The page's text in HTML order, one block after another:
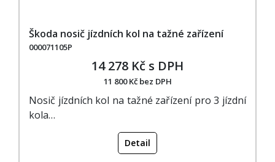
Škoda nosič jízdních kol na tažné zařízení
000071105P
14 278 Kč s DPH
11 800 Kč bez DPH
Nosič jízdních kol na tažné zařízení pro 3 jízdní
kola…
Detail